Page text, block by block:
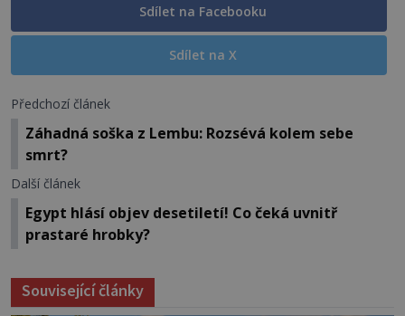
Sdílet na Facebooku
Sdílet na X
Předchozí článek
Záhadná soška z Lembu: Rozsévá kolem sebe
smrt?
Další článek
Egypt hlásí objev desetiletí! Co čeká uvnitř
prastaré hrobky?
Související články